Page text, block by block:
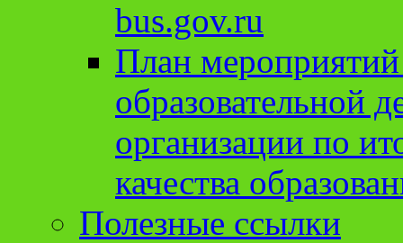
bus.gov.ru
План
образовательной
организации по
качества
Полезные ссылки